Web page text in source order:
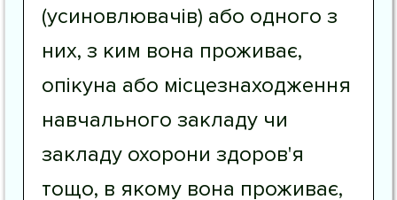
(усиновлювачів) або одного з
них, з ким вона проживає,
опікуна або місцезнаходження
навчального закладу чи
закладу охорони здоров'я
тощо, в якому вона проживає,